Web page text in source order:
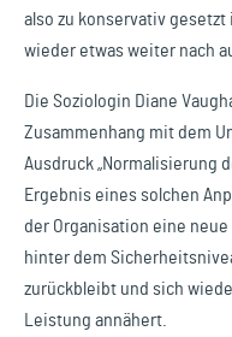
also zu konservativ
wieder etwas weiter nach
Die Soziologin Diane
Zusammenhang mit dem
Ausdruck „Normalisierung
Ergebnis eines solchen
der Organisation eine
hinter dem
zurückbleibt und sich
Leistung annähert.